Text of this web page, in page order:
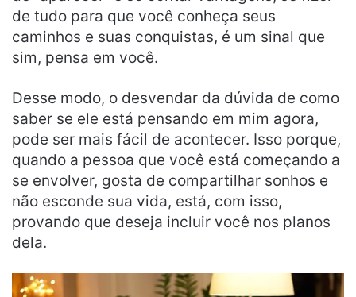
de tudo para que você conheça seus
caminhos e suas conquistas, é um sinal que
sim, pensa em você.
Desse modo, o desvendar da dúvida de como
saber se ele está pensando em mim agora,
pode ser mais fácil de acontecer. Isso porque,
quando a pessoa que você está começando a
se envolver, gosta de compartilhar sonhos e
não esconde sua vida, está, com isso,
provando que deseja incluir você nos planos
dela.